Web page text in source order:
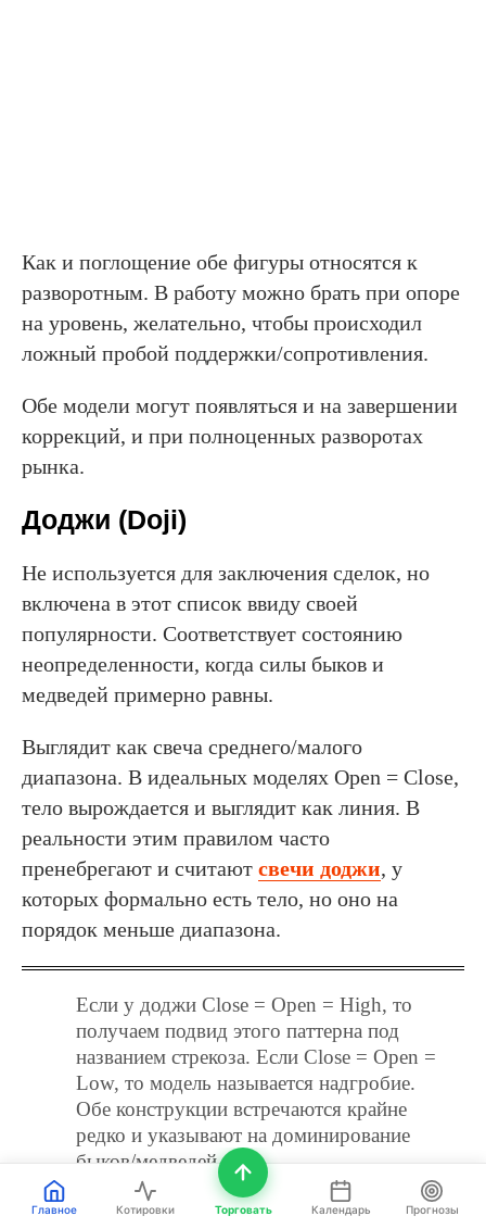
Как и поглощение обе фигуры относятся к
разворотным. В работу можно брать при опоре
на уровень, желательно, чтобы происходил
ложный пробой поддержки/сопротивления.
Обе модели могут появляться и на завершении
коррекций, и при полноценных разворотах
рынка.
Доджи (Doji)
Не используется для заключения сделок, но
включена в этот список ввиду своей
популярности. Соответствует состоянию
неопределенности, когда силы быков и
медведей примерно равны.
Выглядит как свеча среднего/малого
диапазона. В идеальных моделях Open = Close,
тело вырождается и выглядит как линия. В
реальности этим правилом часто
пренебрегают и считают свечи доджи, у
которых формально есть тело, но оно на
порядок меньше диапазона.
Если у доджи Close = Open = High, то
получаем подвид этого паттерна под
названием стрекоза. Если Close = Open =
Low, то модель называется надгробие.
Обе конструкции встречаются крайне
редко и указывают на доминирование
быков/медведей.
Главное Котировки Торговать Календарь Прогнозы